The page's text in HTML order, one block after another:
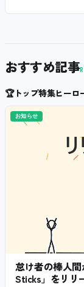
おすすめ記事
🏆トップ特集ヒーロ
お知らせ
怠け者の棒人
Sticks」をリリ